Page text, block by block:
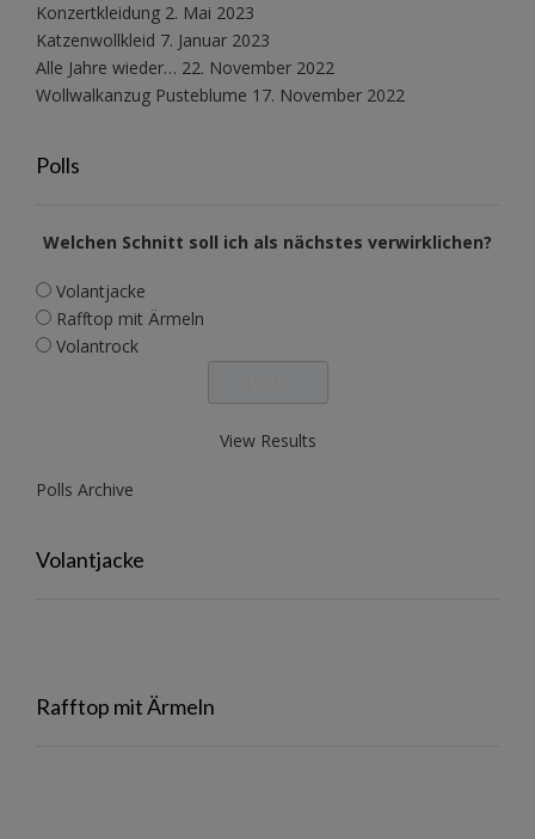
Konzertkleidung 2. Mai 2023
Katzenwollkleid 7. Januar 2023
Alle Jahre wieder… 22. November 2022
Wollwalkanzug Pusteblume 17. November 2022
Polls
Welchen Schnitt soll ich als nächstes verwirklichen?
Volantjacke
Rafftop mit Ärmeln
Volantrock
View Results
Polls Archive
Volantjacke
Rafftop mit Ärmeln